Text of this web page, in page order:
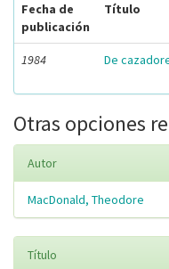
Fecha de
publicación
Título
1984 De
Otras opciones
Autor
MacDonald, Theodore
Título